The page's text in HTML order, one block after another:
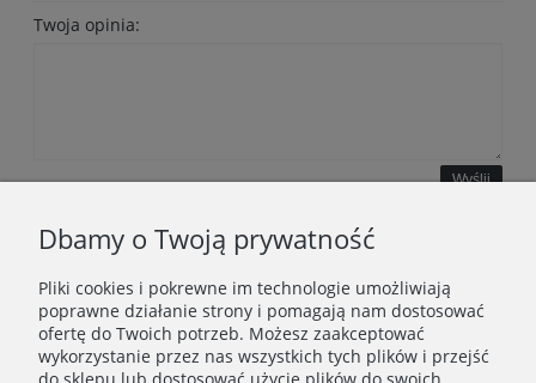
Twoja opinia:
Wyślij
WAŻNE INFORMACJE
POLECANE STRONY
Dbamy o Twoją prywatność
Pliki cookies i pokrewne im technologie umożliwiają
poprawne działanie strony i pomagają nam dostosować
ofertę do Twoich potrzeb. Możesz zaakceptować
wykorzystanie przez nas wszystkich tych plików i przejść